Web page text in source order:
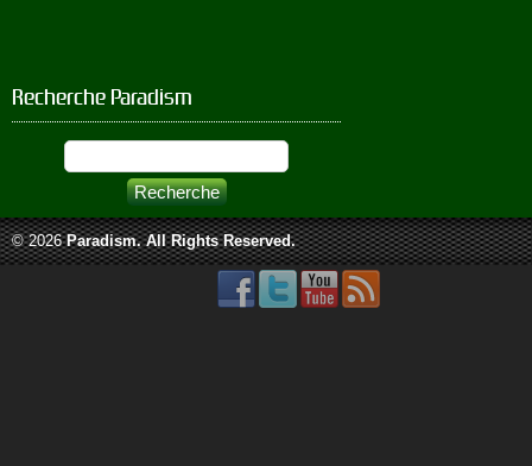
Recherche Paradism
© 2026 Paradism. All Rights Reserved.